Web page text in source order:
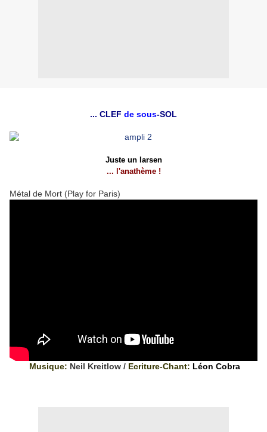
... CLEF de sous-SOL
Juste un larsen
... l'anathème !
Métal de Mort (Play for Paris)
Musique: Neil Kreitlow / Ecriture-Chant: Léon Cobra